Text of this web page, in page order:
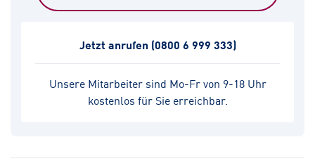
Unsere Mitarbeiter sind Mo-Fr von 9-18 Uhr
kostenlos für Sie erreichbar.
Jetzt anrufen (0800 6 999 333)